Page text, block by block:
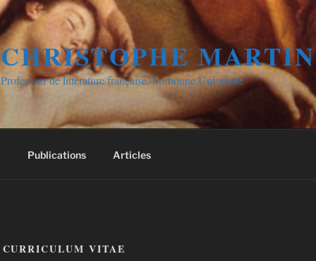
CHRISTOPHE MARTIN
Professeur de littérature française, Sorbonne Université
Publications Articles
CURRICULUM VITAE